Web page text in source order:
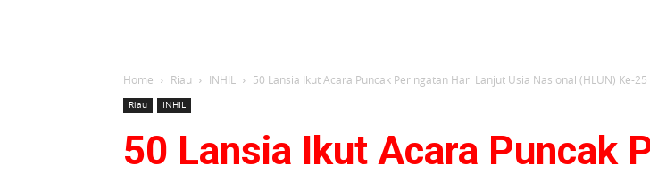
Home Riau INHIL 50 Lansia Ikut Acara Puncak Peringatan Hari Lanjut Usia Nasional (HLUN) Ke-25
Riau INHIL
50 Lansia Ikut Acara Puncak